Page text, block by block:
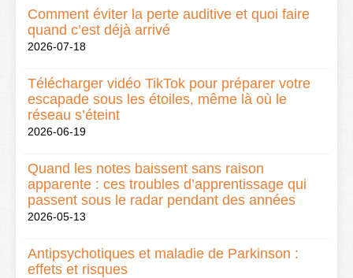
Comment éviter la perte auditive et quoi faire
quand c’est déjà arrivé
2026-07-18
Télécharger vidéo TikTok pour préparer votre
escapade sous les étoiles, même là où le
réseau s’éteint
2026-06-19
Quand les notes baissent sans raison
apparente : ces troubles d’apprentissage qui
passent sous le radar pendant des années
2026-05-13
Antipsychotiques et maladie de Parkinson :
effets et risques